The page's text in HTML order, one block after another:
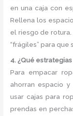
en una caja con
Rellena los
el riesgo de
“frágiles” para que
4. ¿Qué
Para empacar
ahorran espacio
usar cajas para
prendas en